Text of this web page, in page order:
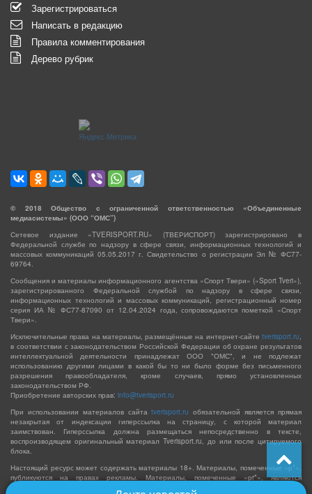
Зарегистрироваться
Написать в редакцию
Правила комментирования
Дерево рубрик
© 2018 Общество с ограниченной ответственностью «Объединенные
медиасистемы» (ООО “ОМС”)
Сетевое издание «TVERISPORT.RU» (ТВЕРИСПОРТ) зарегистрировано в
Федеральной службе по надзору в сфере связи, информационных технологий и
массовых коммуникаций 05.05.2017 г. Свидетельство о регистрации Эл № ФС77-
69764.
Сообщения и материалы информационного агентства «Спорт Твери» («Sport Tveri»),
зарегистрированного Федеральной службой по надзору в сфере связи,
информационных технологий и массовых коммуникаций, регистрационный номер
серия ИА № ФС77-87090 от 12.04.2024 года, сопровождаются пометкой «Спорт
Твери».
Исключительные права на материалы, размещённые на интернет-сайте tverisport.ru
в соответствии с законодательством Российской Федерации об охране результатов
интеллектуальной деятельности принадлежат ООО "ОМС", и не подлежат
использованию другими лицами в какой бы то ни было форме без письменного
разрешения правообладателя, кроме случаев, прямо установленных
законодательством РФ.
Приобретение авторских прав: info@tverisport.ru
При использовании материалов сайтаtverisport.ru обязательной является прямая
незакрытая от индексации гиперссылка на страницу, с которой материал
заимствован. Гиперссылка должна размещаться непосредственно в тексте,
воспроизводящем оригинальный материал Tverisport.ru, до или после цитируемого
блока.
Настоящий ресурс может содержать материалы 18+. Материалы, помеченные «р*»,
публикуются на правах рекламы. Материалы, помеченные «рr*», являются
политической рекламой и оплачены из средств соответствующих избирательных